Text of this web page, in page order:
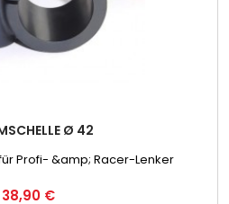
Ø 42
Profi- &amp; Racer-Lenker
Preis
38,90 €